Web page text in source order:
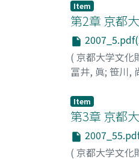
Item
第2章 京都
( 京都大学文化
冨井, 眞; 笹川,
Item
第3章 京都
( 京都大学文化